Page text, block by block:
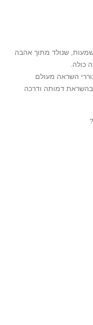
שנולד מתוך אהבה
כולה.
השראה מעולם
בהשראת דמותה ודרכה